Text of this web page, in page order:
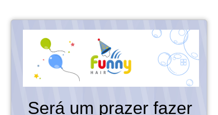
Será um prazer fazer